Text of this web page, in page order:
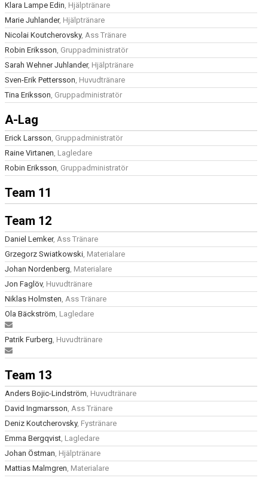
FÖRSÄKRING/AVGIFTER
DOKUMENT
GYM
Klara Lampe Edin, Hjälptränare
Marie Juhlander, Hjälptränare
Nicolai Koutcherovsky, Ass Tränare
Robin Eriksson, Gruppadministratör
Sarah Wehner Juhlander, Hjälptränare
Sven-Erik Pettersson, Huvudtränare
Tina Eriksson, Gruppadministratör
A-Lag
Erick Larsson, Gruppadministratör
Raine Virtanen, Lagledare
Robin Eriksson, Gruppadministratör
Team 11
Team 12
Daniel Lemker, Ass Tränare
Grzegorz Swiatkowski, Materialare
Johan Nordenberg, Materialare
Jon Faglöv, Huvudtränare
Niklas Holmsten, Ass Tränare
Ola Bäckström, Lagledare
Patrik Furberg, Huvudtränare
Team 13
Anders Bojic-Lindström, Huvudtränare
David Ingmarsson, Ass Tränare
Deniz Koutcherovsky, Fystränare
Emma Bergqvist, Lagledare
Johan Östman, Hjälptränare
Mattias Malmgren, Materialare